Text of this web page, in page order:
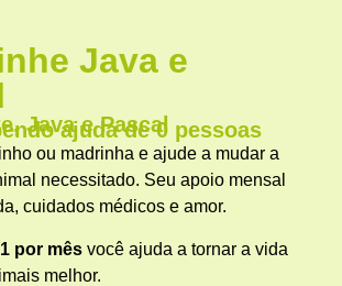
Java e
Java e Pascal
ajuda de 0 pessoas
ou madrinha e ajude a mudar a
necessitado. Seu apoio mensal
cuidados médicos e amor.
por mês você ajuda a tornar a vida
melhor.